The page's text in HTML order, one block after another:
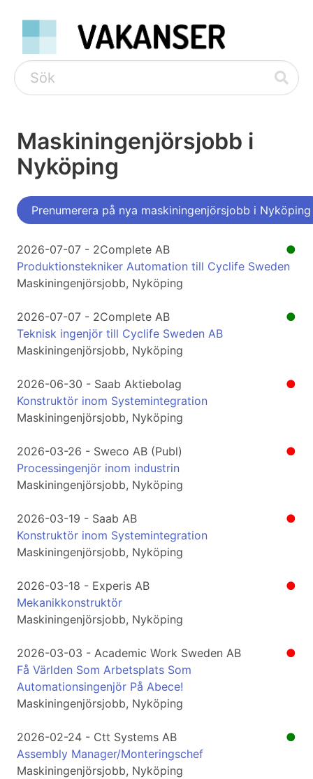
Maskiningenjörsjobb i
Nyköping
Prenumerera på nya maskiningenjörsjobb i Nyköping
●
2026-07-07 - 2Complete AB
Produktionstekniker Automation till Cyclife Sweden
Maskiningenjörsjobb, Nyköping
●
2026-07-07 - 2Complete AB
Teknisk ingenjör till Cyclife Sweden AB
Maskiningenjörsjobb, Nyköping
●
2026-06-30 - Saab Aktiebolag
Konstruktör inom Systemintegration
Maskiningenjörsjobb, Nyköping
●
2026-03-26 - Sweco AB (Publ)
Processingenjör inom industrin
Maskiningenjörsjobb, Nyköping
●
2026-03-19 - Saab AB
Konstruktör inom Systemintegration
Maskiningenjörsjobb, Nyköping
●
2026-03-18 - Experis AB
Mekanikkonstruktör
Maskiningenjörsjobb, Nyköping
●
2026-03-03 - Academic Work Sweden AB
Få Världen Som Arbetsplats Som
Automationsingenjör På Abece!
Maskiningenjörsjobb, Nyköping
●
2026-02-24 - Ctt Systems AB
Assembly Manager/Monteringschef
Maskiningenjörsjobb, Nyköping